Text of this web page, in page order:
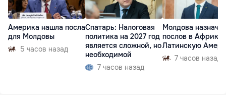
Америка нашла посла
для Молдовы
5 часов назад
Спатарь: Налоговая
политика на 2027 год
является сложной, но
необходимой
7 часов назад
Молдова
послов в Африку
Латинскую
7 часов назад